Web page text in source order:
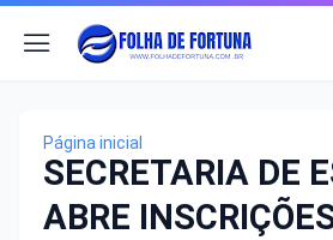
Página inicial
SECRETARIA DE
ABRE